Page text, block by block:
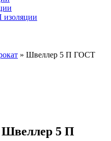
» Швеллер 5 П ГОСТ
Швеллер 5 П